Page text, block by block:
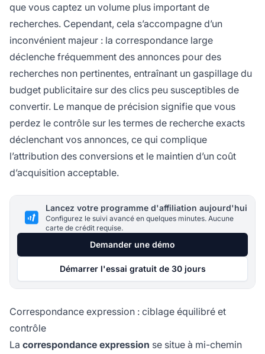
que vous captez un volume plus important de
recherches. Cependant, cela s’accompagne d’un
inconvénient majeur : la correspondance large
déclenche fréquemment des annonces pour des
recherches non pertinentes, entraînant un gaspillage du
budget publicitaire sur des clics peu susceptibles de
convertir. Le manque de précision signifie que vous
perdez le contrôle sur les termes de recherche exacts
déclenchant vos annonces, ce qui complique
l’attribution des conversions et le maintien d’un coût
d’acquisition acceptable.
Lancez votre programme d'affiliation aujourd'hui
Configurez le suivi avancé en quelques minutes. Aucune
carte de crédit requise.
Demander une démo
Démarrer l'essai gratuit de 30 jours
Correspondance expression : ciblage équilibré et
contrôle
La correspondance expression se situe à mi-chemin